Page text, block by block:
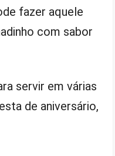
fazer aquele
com sabor
servir em várias
de aniversário,